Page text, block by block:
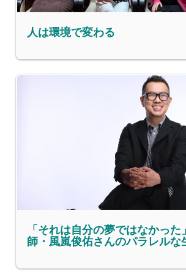
人は環境で変わる
「それは自分の夢ではなかった
師・風嵐俊佑さんのパラレルな